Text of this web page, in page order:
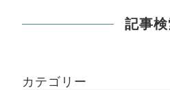
記事
カテゴリー